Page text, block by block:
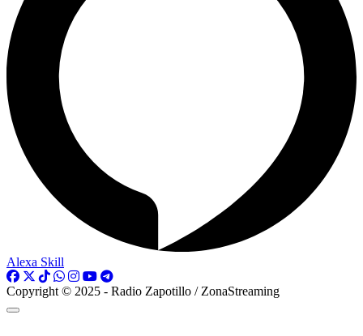
Alexa Skill
Copyright © 2025 - Radio Zapotillo / ZonaStreaming